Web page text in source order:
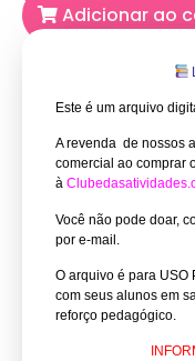
Adicionar ao
Este é um arquivo
A revenda de nossos
comercial ao comprar
à
Você não pode doar,
por e-mail.
O arquivo é para USO
com seus alunos em
reforço pedagógico.